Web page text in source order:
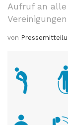
Aufruf an alle
von